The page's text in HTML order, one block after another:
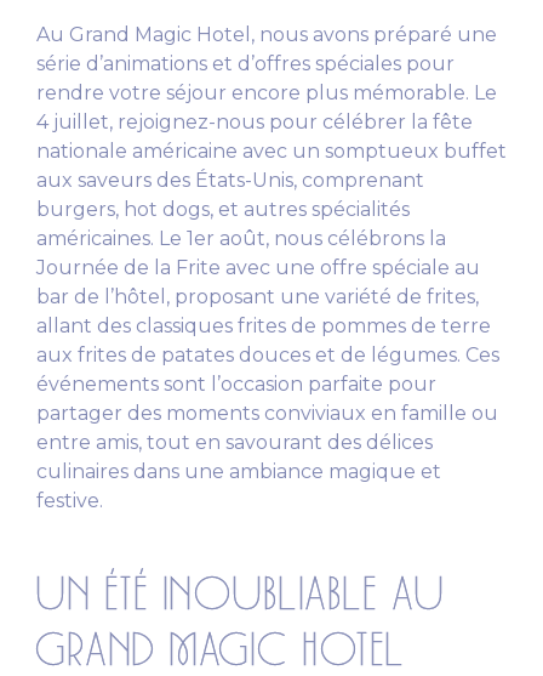
Au Grand Magic Hotel, nous avons préparé une
série d’animations et d’offres spéciales pour
rendre votre séjour encore plus mémorable. Le
4 juillet, rejoignez-nous pour célébrer la fête
nationale américaine avec un somptueux buffet
aux saveurs des États-Unis, comprenant
burgers, hot dogs, et autres spécialités
américaines. Le 1er août, nous célébrons la
Journée de la Frite avec une offre spéciale au
bar de l’hôtel, proposant une variété de frites,
allant des classiques frites de pommes de terre
aux frites de patates douces et de légumes. Ces
événements sont l’occasion parfaite pour
partager des moments conviviaux en famille ou
entre amis, tout en savourant des délices
culinaires dans une ambiance magique et
festive.
UN ÉTÉ INOUBLIABLE AU
GRAND MAGIC HOTEL